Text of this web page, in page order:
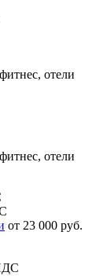
отели
отели
от 23 000 руб.